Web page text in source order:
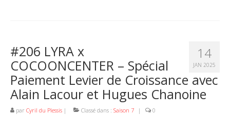
14
JAN 2025
#206 LYRA x
COCOONCENTER – Spécial
Paiement Levier de Croissance avec
Alain Lacour et Hugues Chanoine
par Cyril du Plessis | Classé dans : Saison 7 | 0